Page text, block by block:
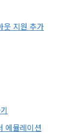
웃 지원 추가
에뮬레이션